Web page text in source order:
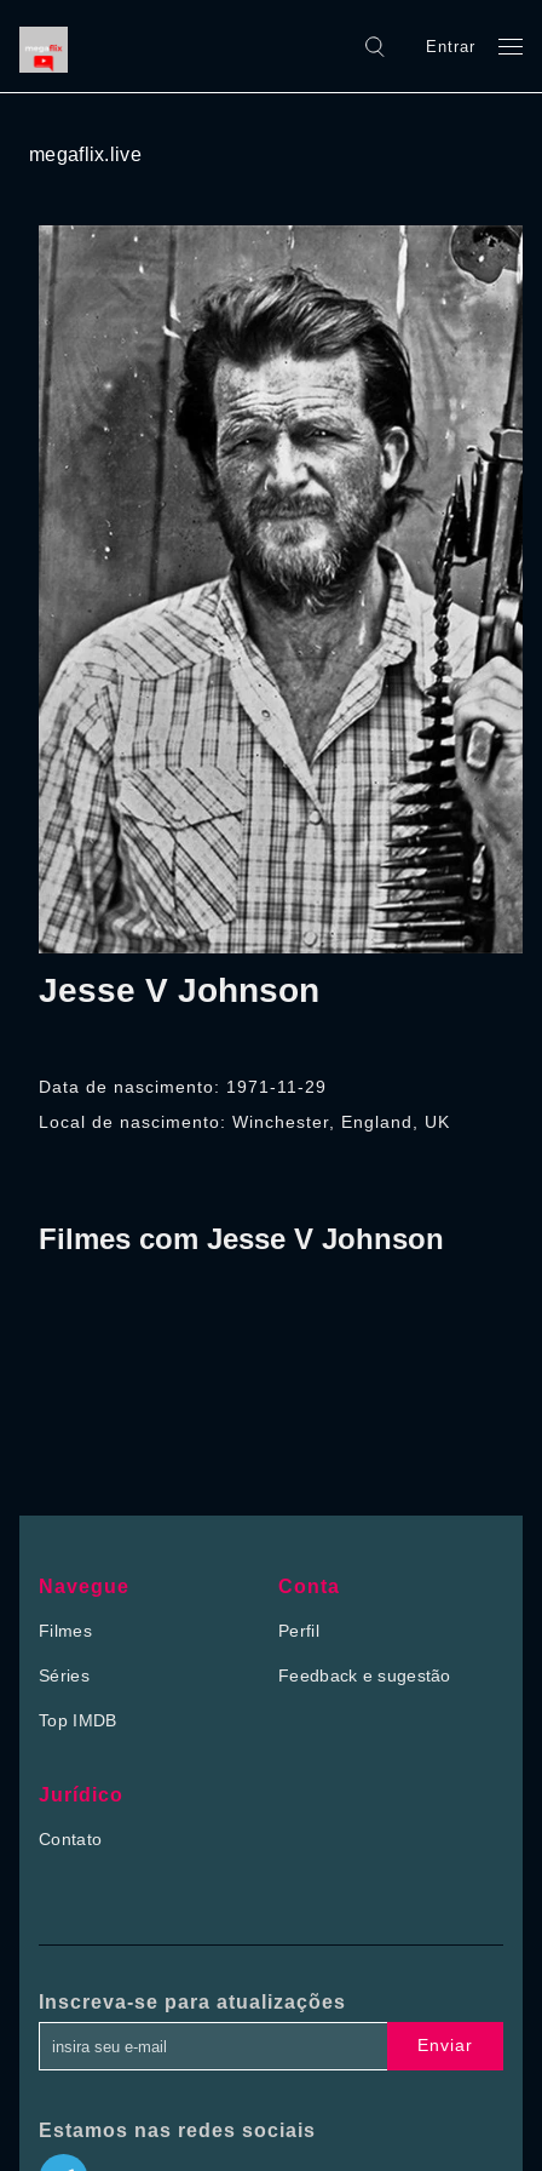
Entrar
megaflix.live
Jesse V Johnson
Data de nascimento: 1971-11-29
Local de nascimento: Winchester, England, UK
Filmes com Jesse V Johnson
Navegue
Filmes
Séries
Top IMDB
Conta
Perfil
Feedback e sugestão
Jurídico
Contato
Inscreva-se para atualizações
Enviar
Estamos nas redes sociais